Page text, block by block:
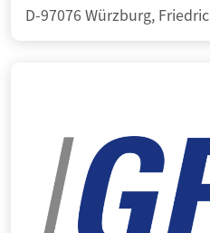
D-97076 Würzburg,